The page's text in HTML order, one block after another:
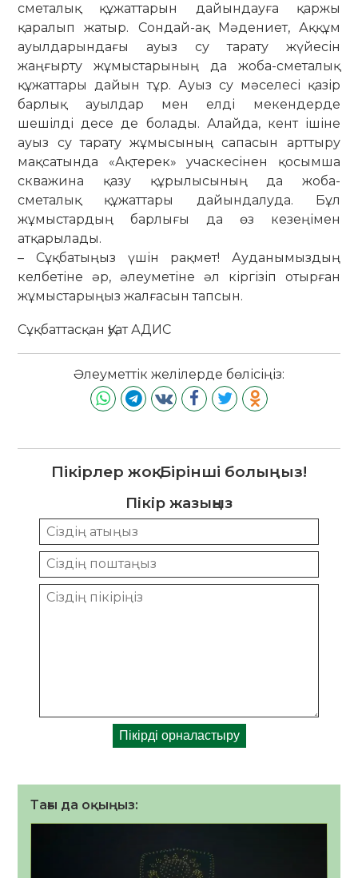
сметалық құжаттарын дайындауға қаржы
қаралып жатыр. Сондай-ақ Мәдениет, Аққұм
ауылдарындағы ауыз су тарату жүйесін
жаңғырту жұмыстарының да жоба-сметалық
құжаттары дайын тұр. Ауыз су мәселесі қазір
барлық ауылдар мен елді мекендерде
шешілді десе де болады. Алайда, кент ішіне
ауыз су тарату жұмысының сапасын арттыру
мақсатында «Ақтерек» учаскесінен қо­сымша
скважина қазу құрылысының да жоба-
сметалық құжаттары дайындалуда. Бұл
жұмыстардың барлығы да өз кезеңімен
атқарылады.
– Сұқбатыңыз үшін рақмет! Ауданы­мыз­дың
келбетіне әр, әлеуметіне әл кіргізіп отырған
жұмыстарыңыз жалғасын тапсын.
Сұқбаттасқан Қуат АДИС
Әлеуметтік желілерде бөлісіңіз:
Пікірлер жоқ. Бірінші болыңыз!
Пікір жазыңыз
Тағы да оқыңыз: